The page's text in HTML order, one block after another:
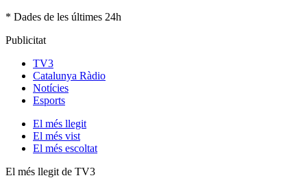
* Dades de les últimes 24h
Publicitat
TV3
Catalunya Ràdio
Notícies
Esports
El més llegit
El més vist
El més escoltat
El més llegit de TV3